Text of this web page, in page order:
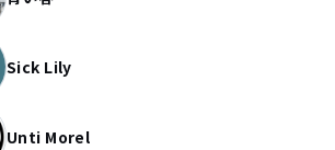
Sick Lily
Unti Morel